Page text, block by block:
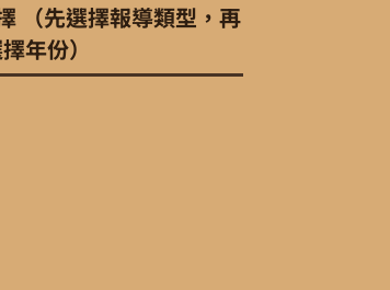
（先選擇報導類型，再
年份）